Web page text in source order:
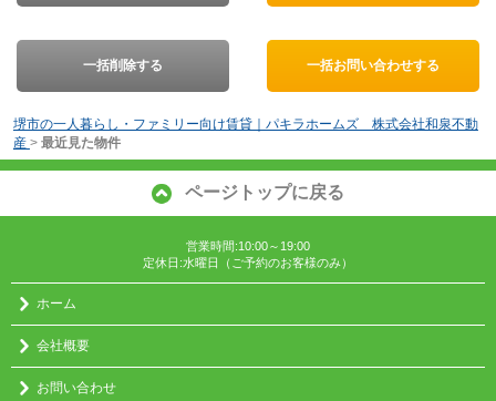
一括削除する 一括お問い合わせする
堺市の一人暮らし・ファミリー向け賃貸｜パキラホームズ 株式会社和泉不動
産 > 最近見た物件
ページトップに戻る
営業時間:10:00～19:00
定休日:水曜日（ご予約のお客様のみ）
ホーム
会社概要
お問い合わせ